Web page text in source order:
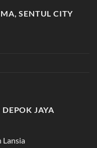
SENTUL CITY
JAYA
Lansia